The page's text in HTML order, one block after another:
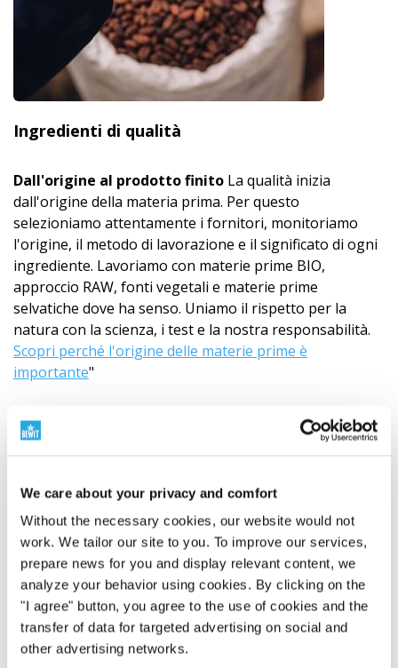
We care about your privacy and comfort
Without the necessary cookies, our website would not
work. We tailor our site to you. To improve our services,
prepare news for you and display relevant content, we
analyze your behavior using cookies. By clicking on the
"I agree" button, you agree to the use of cookies and the
transfer of data for targeted advertising on social and
other advertising networks.
Ingredienti di qualità
Dall'origine al prodotto finito La qualità inizia
dall'origine della materia prima. Per questo
selezioniamo attentamente i fornitori, monitoriamo
l'origine, il metodo di lavorazione e il significato di ogni
ingrediente. Lavoriamo con materie prime BIO,
approccio RAW, fonti vegetali e materie prime
selvatiche dove ha senso. Uniamo il rispetto per la
natura con la scienza, i test e la nostra responsabilità.
Scopri perché l'origine delle materie prime è
importante"